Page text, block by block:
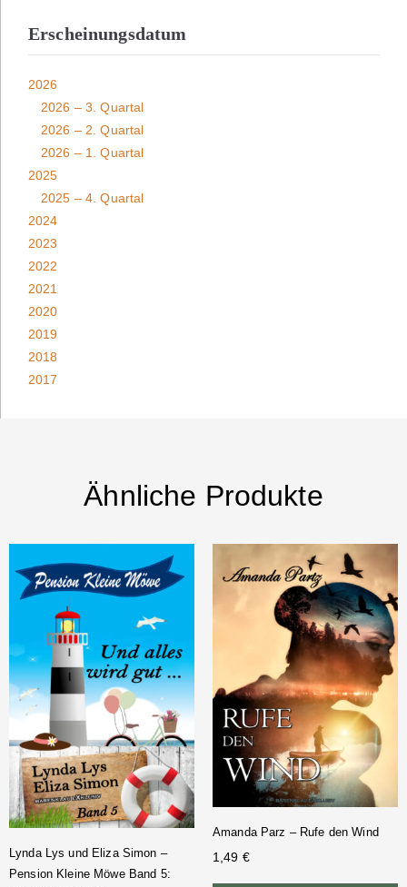
Erscheinungsdatum
2026
2026 – 3. Quartal
2026 – 2. Quartal
2026 – 1. Quartal
2025
2025 – 4. Quartal
2024
2023
2022
2021
2020
2019
2018
2017
Ähnliche Produkte
Lynda Lys und Eliza Simon –
Pension Kleine Möwe Band 5:
Amanda Parz – Rufe den Wind
1,49 €